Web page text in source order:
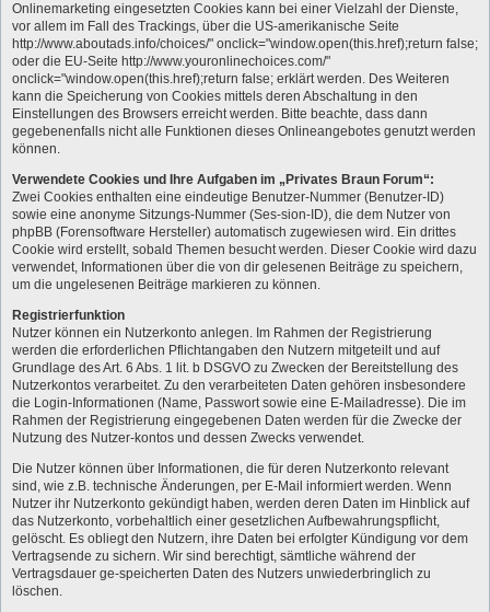
Onlinemarketing eingesetzten Cookies kann bei einer Vielzahl der Dienste,
vor allem im Fall des Trackings, über die US-amerikanische Seite
http://www.aboutads.info/choices/" onclick="window.open(this.href);return false;
oder die EU-Seite http://www.youronlinechoices.com/"
onclick="window.open(this.href);return false; erklärt werden. Des Weiteren
kann die Speicherung von Cookies mittels deren Abschaltung in den
Einstellungen des Browsers erreicht werden. Bitte beachte, dass dann
gegebenenfalls nicht alle Funktionen dieses Onlineangebotes genutzt werden
können.
Verwendete Cookies und Ihre Aufgaben im „Privates Braun Forum“:
Zwei Cookies enthalten eine eindeutige Benutzer-Nummer (Benutzer-ID)
sowie eine anonyme Sitzungs-Nummer (Ses-sion-ID), die dem Nutzer von
phpBB (Forensoftware Hersteller) automatisch zugewiesen wird. Ein drittes
Cookie wird erstellt, sobald Themen besucht werden. Dieser Cookie wird dazu
verwendet, Informationen über die von dir gelesenen Beiträge zu speichern,
um die ungelesenen Beiträge markieren zu können.
Registrierfunktion
Nutzer können ein Nutzerkonto anlegen. Im Rahmen der Registrierung
werden die erforderlichen Pflichtangaben den Nutzern mitgeteilt und auf
Grundlage des Art. 6 Abs. 1 lit. b DSGVO zu Zwecken der Bereitstellung des
Nutzerkontos verarbeitet. Zu den verarbeiteten Daten gehören insbesondere
die Login-Informationen (Name, Passwort sowie eine E-Mailadresse). Die im
Rahmen der Registrierung eingegebenen Daten werden für die Zwecke der
Nutzung des Nutzer-kontos und dessen Zwecks verwendet.
Die Nutzer können über Informationen, die für deren Nutzerkonto relevant
sind, wie z.B. technische Änderungen, per E-Mail informiert werden. Wenn
Nutzer ihr Nutzerkonto gekündigt haben, werden deren Daten im Hinblick auf
das Nutzerkonto, vorbehaltlich einer gesetzlichen Aufbewahrungspflicht,
gelöscht. Es obliegt den Nutzern, ihre Daten bei erfolgter Kündigung vor dem
Vertragsende zu sichern. Wir sind berechtigt, sämtliche während der
Vertragsdauer ge-speicherten Daten des Nutzers unwiederbringlich zu
löschen.